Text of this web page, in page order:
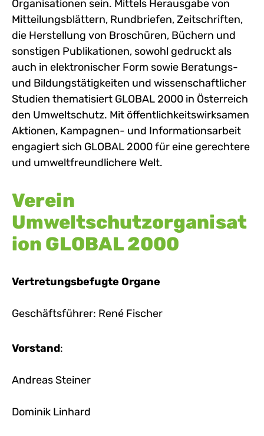
Organisationen sein. Mittels Herausgabe von
Mitteilungsblättern, Rundbriefen, Zeitschriften,
die Herstellung von Broschüren, Büchern und
sonstigen Publikationen, sowohl gedruckt als
auch in elektronischer Form sowie Beratungs-
und Bildungstätigkeiten und wissenschaftlicher
Studien thematisiert GLOBAL 2000 in Österreich
den Umweltschutz. Mit öffentlichkeitswirksamen
Aktionen, Kampagnen- und Informationsarbeit
engagiert sich GLOBAL 2000 für eine gerechtere
und umweltfreundlichere Welt.
Verein
Umweltschutzorganisat
ion GLOBAL 2000
Vertretungsbefugte Organe
Geschäftsführer: René Fischer
Vorstand:
Andreas Steiner
Dominik Linhard